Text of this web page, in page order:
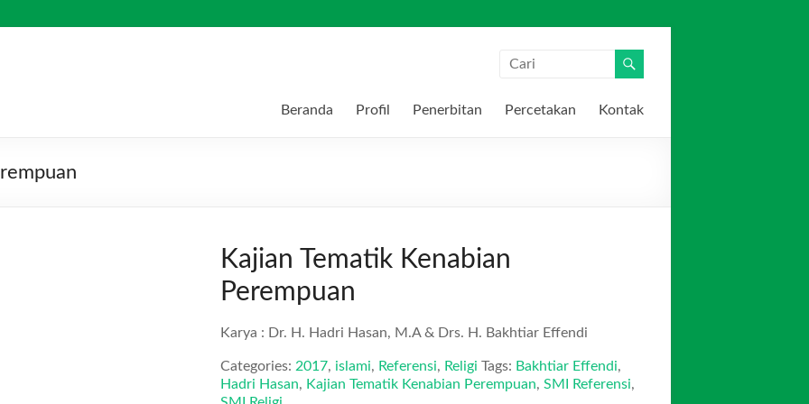
Beranda Profil Penerbitan Percetakan Kontak
Kajian Tematik Kenabian
Perempuan
Karya : Dr. H. Hadri Hasan, M.A & Drs. H. Bakhtiar Effendi
Categories: 2017, islami, Referensi, Religi Tags: Bakhtiar Effendi,
Hadri Hasan, Kajian Tematik Kenabian Perempuan, SMI Referensi,